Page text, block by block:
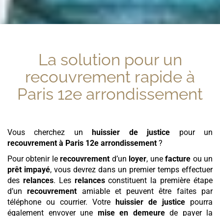
La solution pour un
recouvrement rapide à
Paris 12e arrondissement
Vous cherchez unhuissier de justice pour un
recouvrement à Paris 12e arrondissement ?
Pour obtenir lerecouvrement d’un loyer, unefacture ou un
prêt impayé, vous devrez dans un premier temps effectuer
des relances. Les relancesconstituent la première étape
d’unrecouvrement amiable et peuvent être faites par
téléphone ou courrier. Votre huissier de justice pourra
également envoyer une mise en demeurede payer la